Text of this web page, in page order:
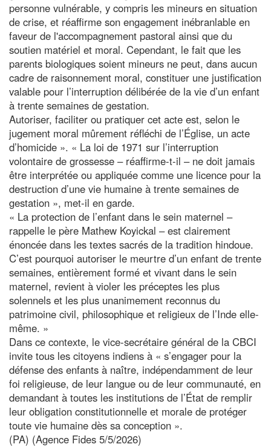
personne vulnérable, y compris les mineurs en situation
de crise, et réaffirme son engagement inébranlable en
faveur de l'accompagnement pastoral ainsi que du
soutien matériel et moral. Cependant, le fait que les
parents biologiques soient mineurs ne peut, dans aucun
cadre de raisonnement moral, constituer une justification
valable pour l’interruption délibérée de la vie d’un enfant
à trente semaines de gestation.
Autoriser, faciliter ou pratiquer cet acte est, selon le
jugement moral mûrement réfléchi de l’Église, un acte
d’homicide ». « La loi de 1971 sur l’interruption
volontaire de grossesse – réaffirme-t-il – ne doit jamais
être interprétée ou appliquée comme une licence pour la
destruction d’une vie humaine à trente semaines de
gestation », met-il en garde.
« La protection de l’enfant dans le sein maternel –
rappelle le père Mathew Koyickal – est clairement
énoncée dans les textes sacrés de la tradition hindoue.
C’est pourquoi autoriser le meurtre d’un enfant de trente
semaines, entièrement formé et vivant dans le sein
maternel, revient à violer les préceptes les plus
solennels et les plus unanimement reconnus du
patrimoine civil, philosophique et religieux de l’Inde elle-
même. »
Dans ce contexte, le vice-secrétaire général de la CBCI
invite tous les citoyens indiens à « s’engager pour la
défense des enfants à naître, indépendamment de leur
foi religieuse, de leur langue ou de leur communauté, en
demandant à toutes les institutions de l’État de remplir
leur obligation constitutionnelle et morale de protéger
toute vie humaine dès sa conception ».
(PA) (Agence Fides 5/5/2026)